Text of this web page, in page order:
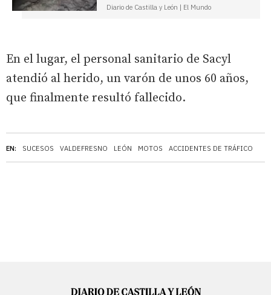
EN: SUCESOS VALDEFRESNO LEÓN MOTOS ACCIDENTES DE TRÁFICO
Diario de Castilla y León | El Mundo
En el lugar, el personal sanitario de Sacyl
atendió al herido, un varón de unos 60 años,
que finalmente resultó fallecido.